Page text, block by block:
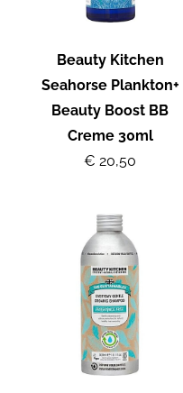
Beauty Kitchen
Seahorse Plankton+
Beauty Boost BB
Creme 30ml
€ 20,50